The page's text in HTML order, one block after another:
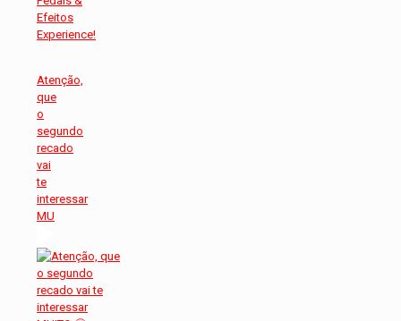
Atenção,
que
o
segundo
recado
vai
te
interessar
MU